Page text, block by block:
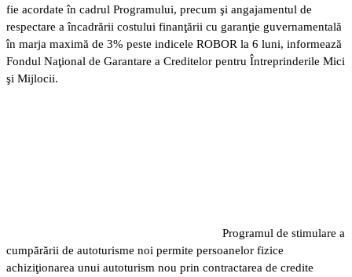
fie acordate în cadrul Programului, precum şi angajamentul de
respectare a încadrării costului finanţării cu garanţie guvernamentală
în marja maximă de 3% peste indicele ROBOR la 6 luni, informează
Fondul Naţional de Garantare a Creditelor pentru Întreprinderile Mici
şi Mijlocii.
Programul de stimulare a
cumpărării de autoturisme noi permite persoanelor fizice
achiziţionarea unui autoturism nou prin contractarea de credite